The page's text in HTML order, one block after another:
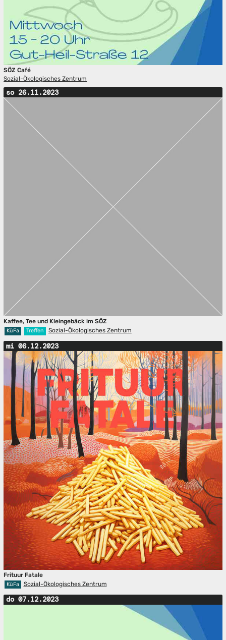
SÖZ Café
Sozial-Ökologisches Zentrum
so 26.11.2023
Kaffee, Tee und Kleingebäck im SÖZ
KüFa Treffen Sozial-Ökologisches Zentrum
mi 06.12.2023
Frituur Fatale
KüFa Sozial-Ökologisches Zentrum
do 07.12.2023